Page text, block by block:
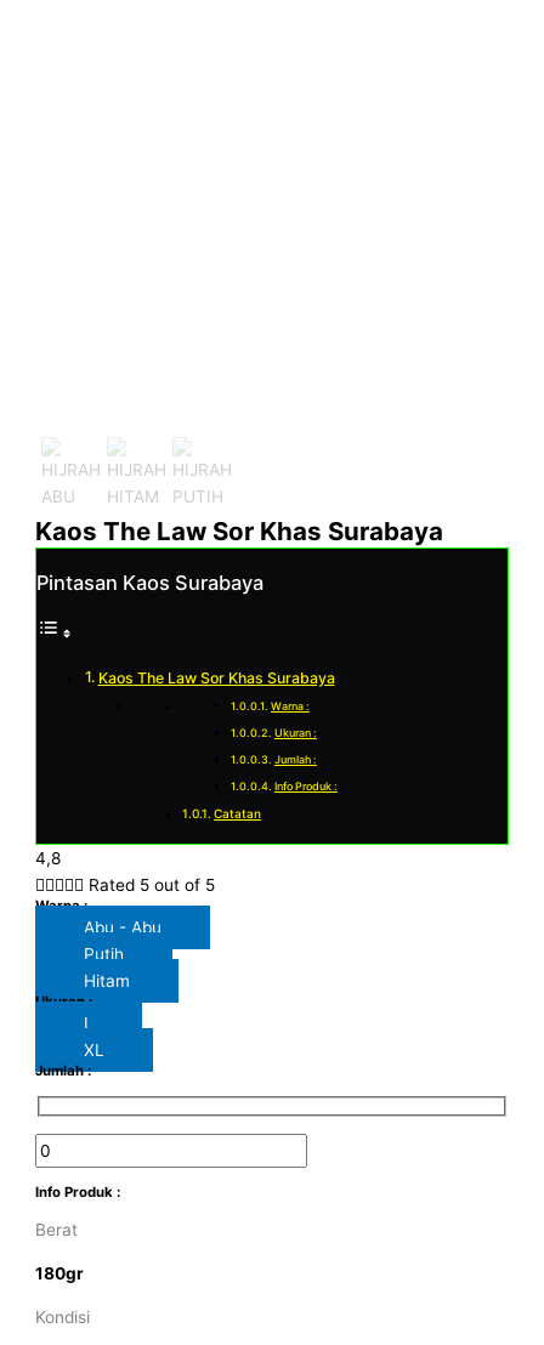
Kaos The Law Sor Khas Surabaya
Pintasan Kaos Surabaya
Kaos The Law Sor Khas Surabaya
Warna :
Ukuran :
Jumlah :
Info Produk :
Catatan
4,8
 Rated 5 out of 5
Warna :
Abu - Abu
Putih
Hitam
Ukuran :
L
XL
Jumlah :
Info Produk :
Berat
180gr
Kondisi